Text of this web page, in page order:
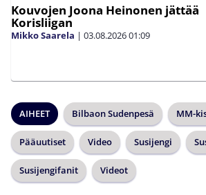
Kouvojen Joona Heinonen jättää
Korisliigan
Mikko Saarela | 03.08.202601:09
AIHEET Bilbaon Sudenpesä MM-
Pääuutiset Video Susijengi
Susijengifanit Videot